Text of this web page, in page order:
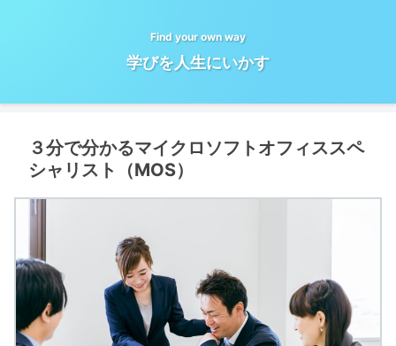
Find your own way
学びを人生にいかす
３分で分かるマイクロソフトオフィススペ
シャリスト（MOS）